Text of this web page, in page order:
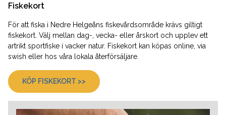
Fiskekort
För att fiska i Nedre Helgeåns fiskevårdsområde krävs giltigt
fiskekort. Välj mellan dag-, vecka- eller årskort och upplev ett
artrikt sportfiske i vacker natur. Fiskekort kan köpas online, via
swish eller hos våra lokala återförsäljare.
KÖP FISKEKORT >>